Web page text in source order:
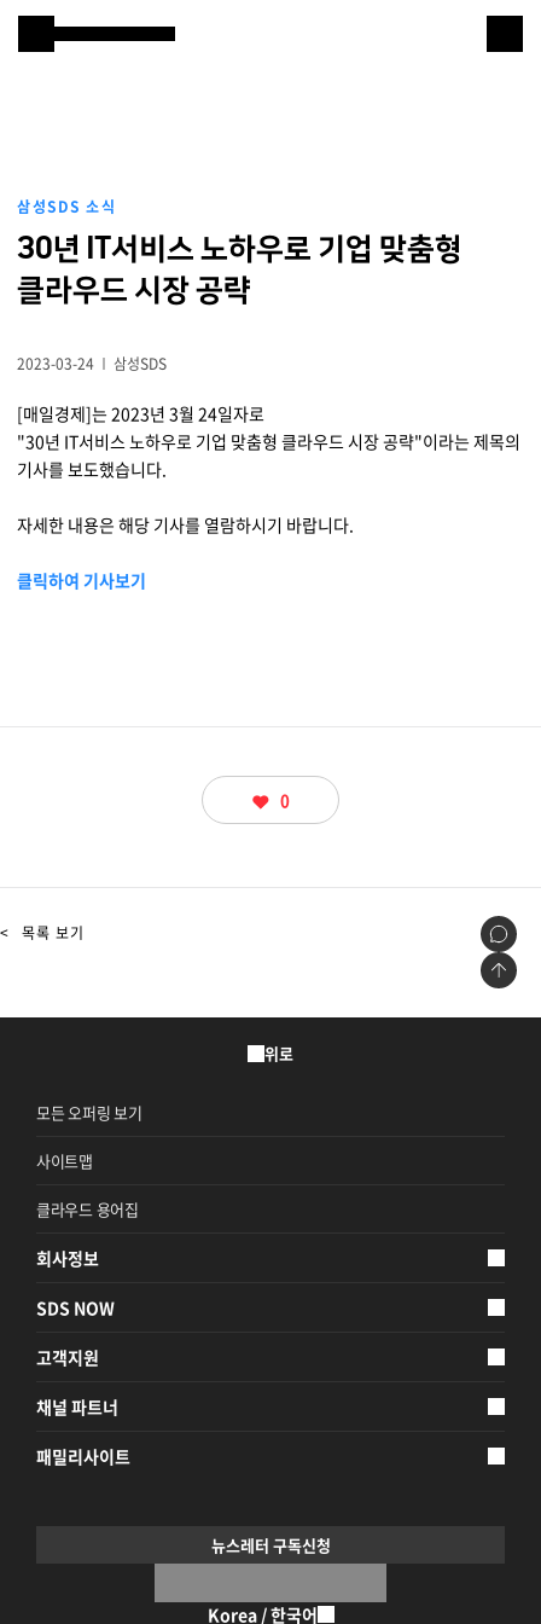
Samsung SDS
클라우드 & 인프라
비즈니스 솔루션
R&D
물류 서비스
물류 소개
Cello Square
회사정보
지속가능경영
뉴스룸
이벤트/웨비나
채용
파트너 지원
삼성SDS 소식
30년 IT서비스 노하우로 기업 맞춤형
클라우드 시장 공략
2023-03-24 삼성SDS
[매일경제]는 2023년 3월 24일자로
"30년 IT서비스 노하우로 기업 맞춤형 클라우드 시장 공략"이라는 제목의
기사를 보도했습니다.
자세한 내용은 해당 기사를 열람하시기 바랍니다.
클릭하여 기사보기
0
< 목록 보기
위로
모든 오퍼링 보기
사이트맵
클라우드 용어집
회사정보
SDS NOW
고객지원
채널 파트너
패밀리사이트
뉴스레터 구독신청
Korea / 한국어